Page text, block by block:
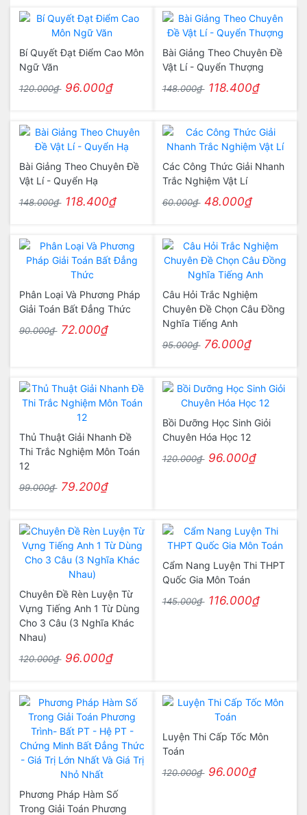
Bí Quyết Đạt Điểm Cao Môn
Ngữ Văn
120.000₫ 96.000₫
Bài Giảng Theo Chuyên Đề
Vật Lí - Quyển Thượng
148.000₫ 118.400₫
Bài Giảng Theo Chuyên Đề
Vật Lí - Quyển Hạ
148.000₫ 118.400₫
Các Công Thức Giải Nhanh
Trắc Nghiệm Vật Lí
60.000₫ 48.000₫
Phân Loại Và Phương Pháp
Giải Toán Bất Đẳng Thức
90.000₫ 72.000₫
Câu Hỏi Trắc Nghiệm
Chuyên Đề Chọn Câu Đồng
Nghĩa Tiếng Anh
95.000₫ 76.000₫
Thủ Thuật Giải Nhanh Đề
Thi Trắc Nghiệm Môn Toán
12
99.000₫ 79.200₫
Bồi Dưỡng Học Sinh Giỏi
Chuyên Hóa Học 12
120.000₫ 96.000₫
Chuyên Đề Rèn Luyện Từ
Vựng Tiếng Anh 1 Từ Dùng
Cho 3 Câu (3 Nghĩa Khác
Nhau)
120.000₫ 96.000₫
Cẩm Nang Luyện Thi THPT
Quốc Gia Môn Toán
145.000₫ 116.000₫
Phương Pháp Hàm Số
Trong Giải Toán Phương
Luyện Thi Cấp Tốc Môn
Toán
120.000₫ 96.000₫